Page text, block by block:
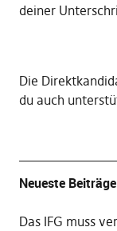
deiner
Die
du auch
Neueste Beiträge
Das IFG muss